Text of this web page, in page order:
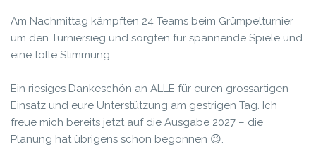
Am Nachmittag kämpften 24 Teams beim Grümpelturnier
um den Turniersieg und sorgten für spannende Spiele und
eine tolle Stimmung.
Ein riesiges Dankeschön an ALLE für euren grossartigen
Einsatz und eure Unterstützung am gestrigen Tag. Ich
freue mich bereits jetzt auf die Ausgabe 2027 – die
Planung hat übrigens schon begonnen 😉.